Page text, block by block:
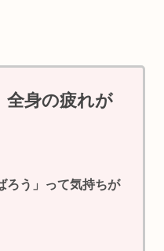
全身の疲れが
ろう」って気持ちが